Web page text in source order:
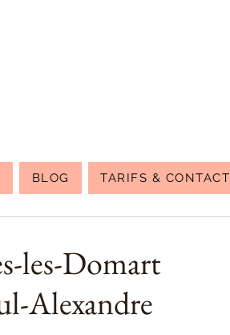
les-Domart
Alexandre
BLOG TARIFS & CONTACT